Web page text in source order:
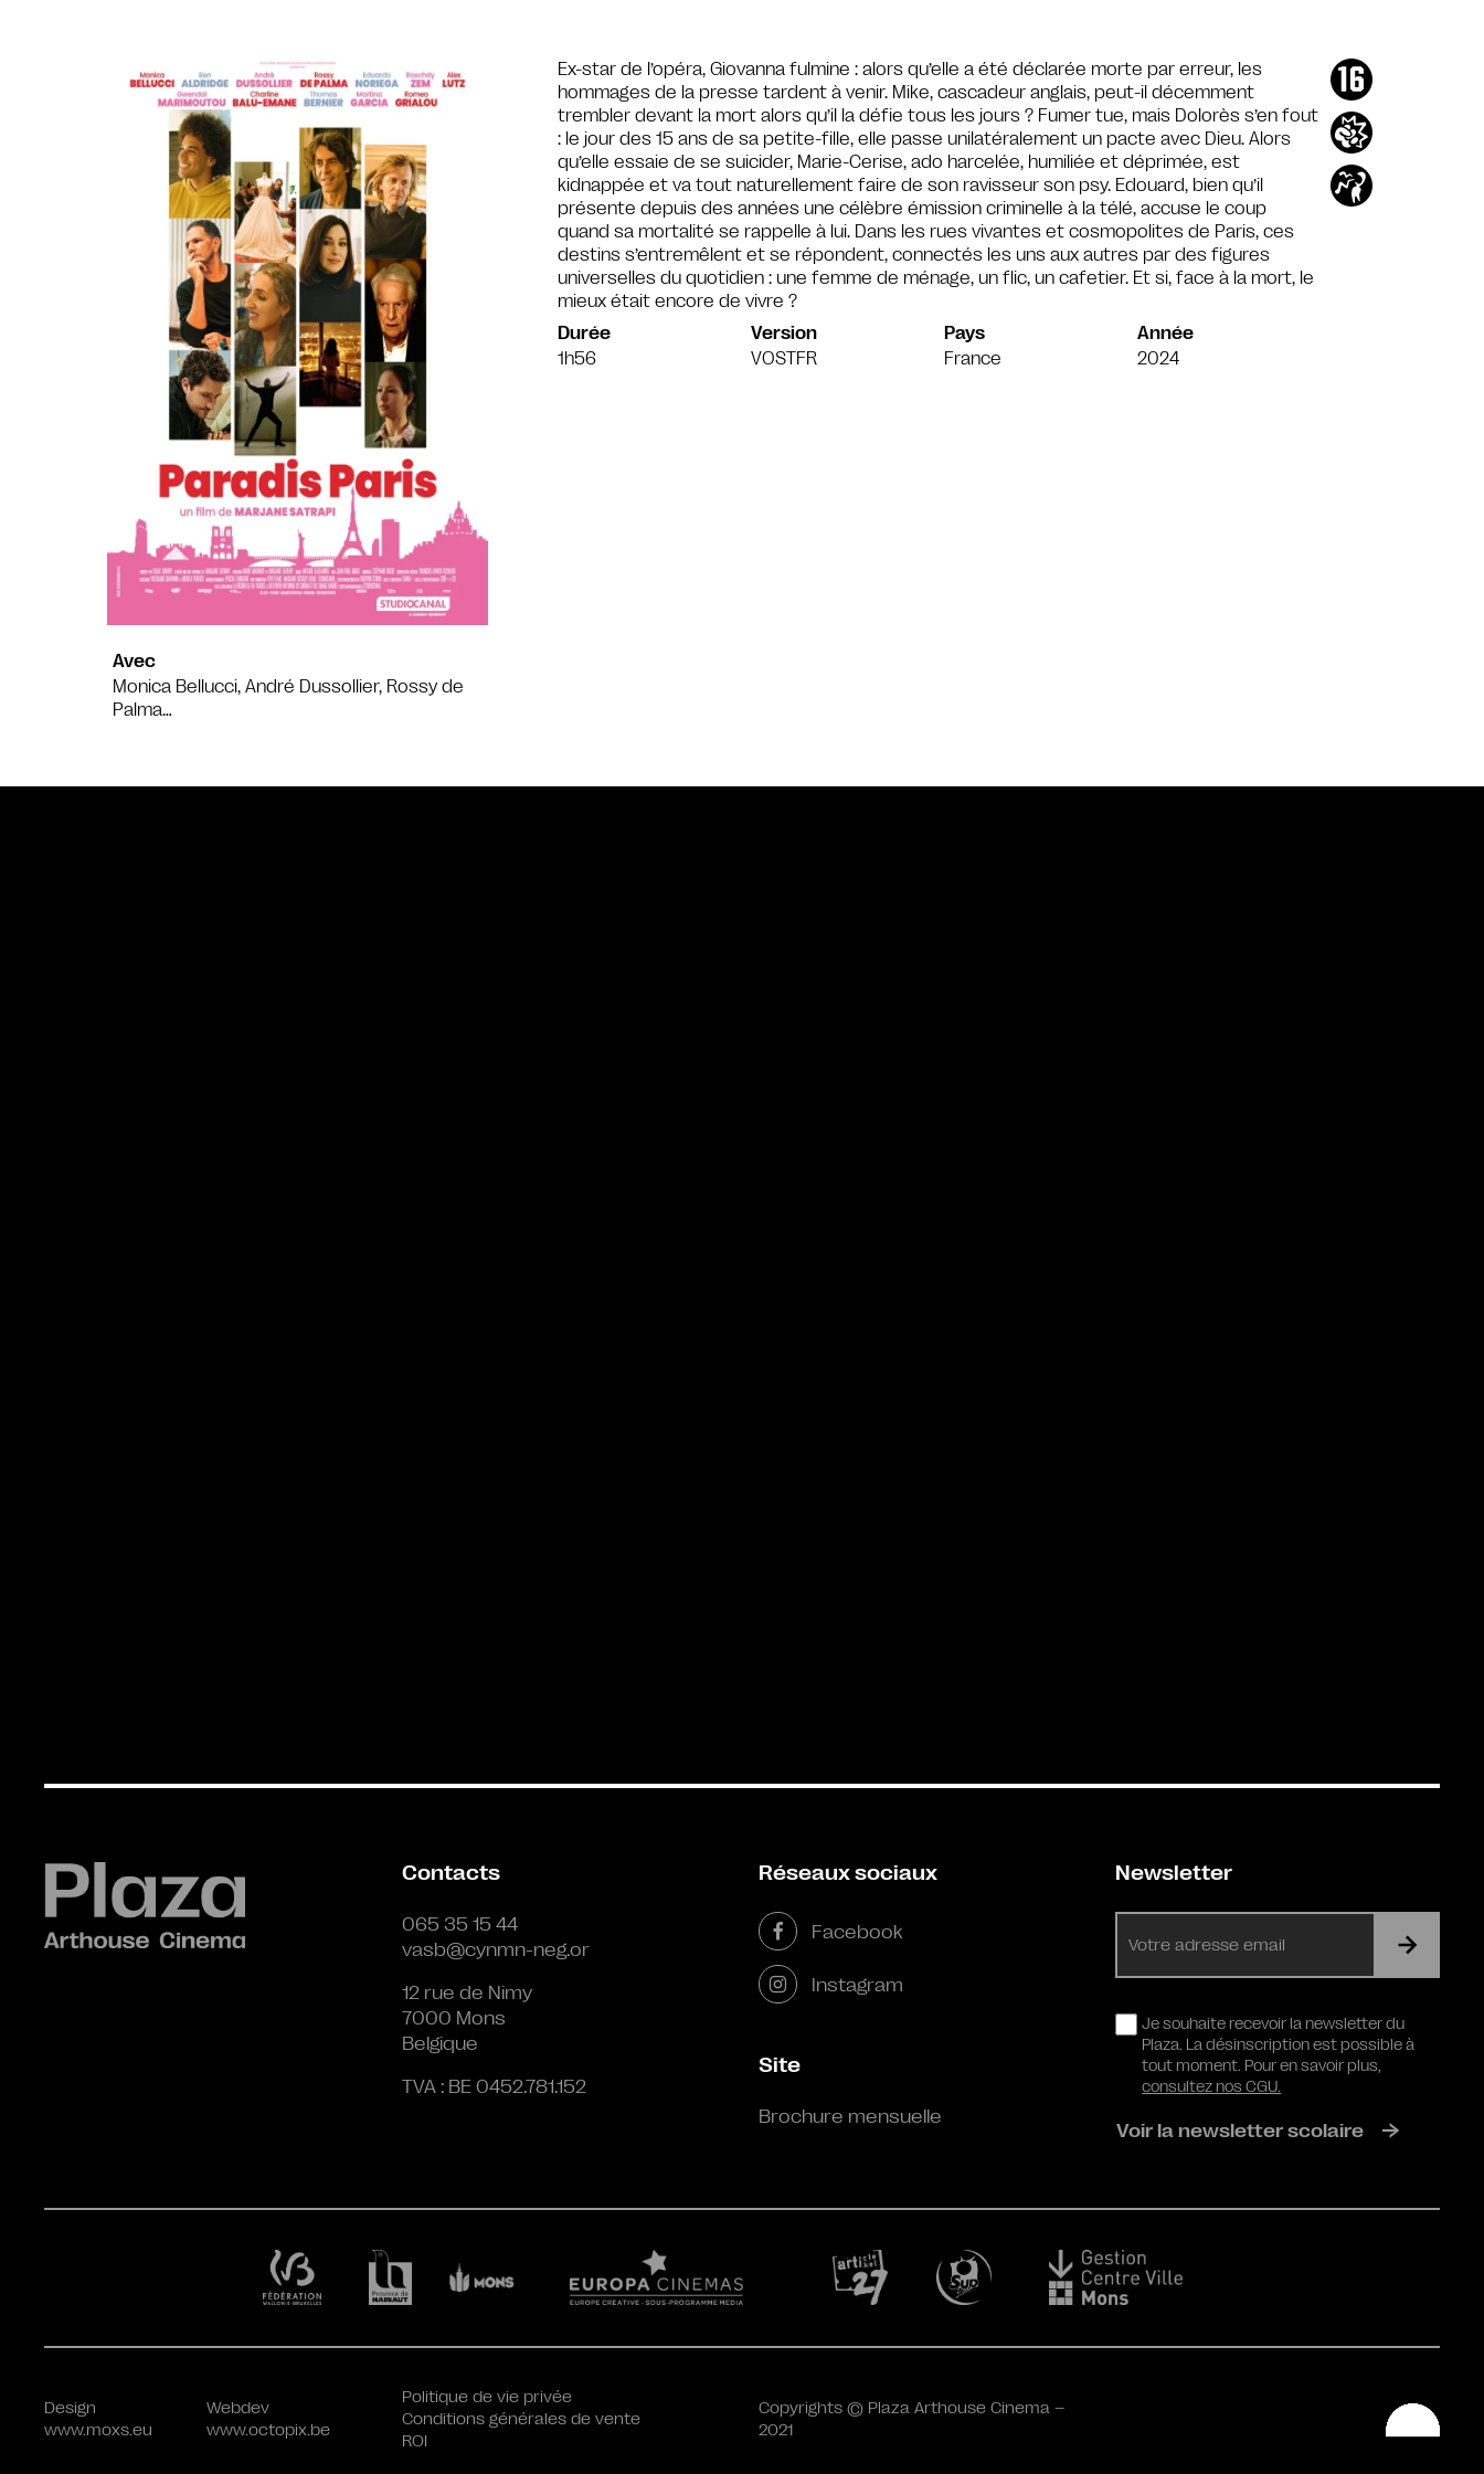
Avec
Monica Bellucci, André Dussollier, Rossy de
Palma…
Ex-star de l’opéra, Giovanna fulmine : alors qu’elle a été déclarée morte par erreur, les
hommages de la presse tardent à venir. Mike, cascadeur anglais, peut-il décemment
trembler devant la mort alors qu’il la défie tous les jours ? Fumer tue, mais Dolorès s’en fout
: le jour des 15 ans de sa petite-fille, elle passe unilatéralement un pacte avec Dieu. Alors
qu’elle essaie de se suicider, Marie-Cerise, ado harcelée, humiliée et déprimée, est
kidnappée et va tout naturellement faire de son ravisseur son psy. Edouard, bien qu’il
présente depuis des années une célèbre émission criminelle à la télé, accuse le coup
quand sa mortalité se rappelle à lui. Dans les rues vivantes et cosmopolites de Paris, ces
destins s’entremêlent et se répondent, connectés les uns aux autres par des figures
universelles du quotidien : une femme de ménage, un flic, un cafetier. Et si, face à la mort, le
mieux était encore de vivre ?
Durée
1h56
Version
VOSTFR
Pays
France
Année
2024
Contacts
065 35 15 44
vasb@cynmn-neg.or
12 rue de Nimy
7000 Mons
Belgique
TVA : BE 0452.781.152
Réseaux sociaux
Facebook
Instagram
Site
Brochure mensuelle
Newsletter
mail
RGPDJe souhaite recevoir la newsletter du
Plaza. La désinscription est possible à
tout moment. Pour en savoir plus,
consultez nos CGU.
Voir la newsletter scolaire
Design
www.moxs.eu
Webdev
www.octopix.be
Politique de vie privée
Conditions générales de vente
ROI
Copyrights © Plaza Arthouse Cinema –
2021